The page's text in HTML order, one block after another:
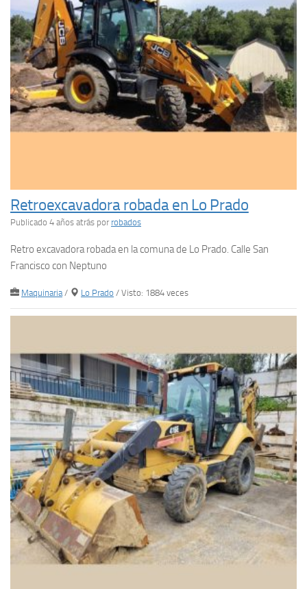
Retroexcavadora robada en Lo Prado
Publicado 4 años atrás por robados
Retro excavadora robada en la comuna de Lo Prado. Calle San
Francisco con Neptuno
Maquinaria/ Lo Prado / Visto: 1884 veces